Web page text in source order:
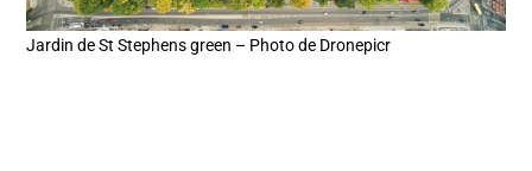
Jardin de St Stephens green – Photo de Dronepicr